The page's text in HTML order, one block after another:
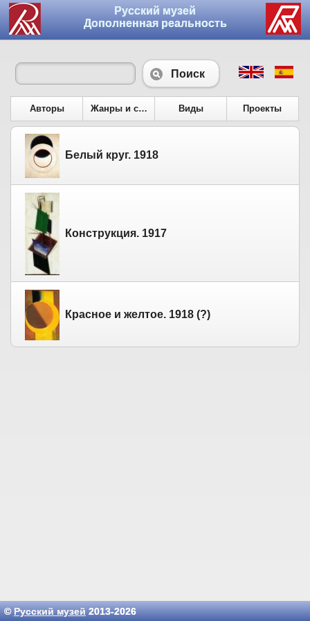
Русский музей
Дополненная реальность
Поиск
Авторы Жанры и сюжеты Виды Проекты
Белый круг. 1918
Конструкция. 1917
Красное и желтое. 1918 (?)
©Русский музей2013-2026